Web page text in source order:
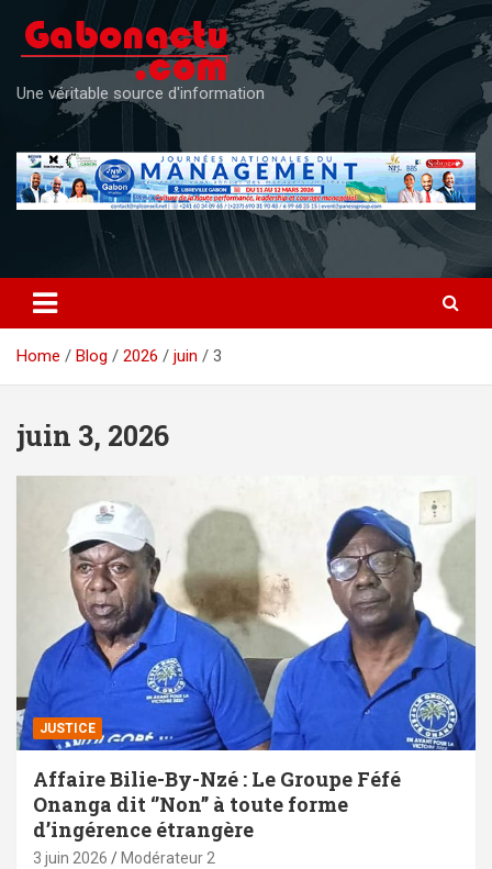
content
Une véritable source d'information
Home Blog 2026 juin 3
juin 3, 2026
JUSTICE
Affaire Bilie-By-Nzé : Le Groupe Féfé
Onanga dit ‘’Non’’ à toute forme
d’ingérence étrangère
3 juin 2026 Modérateur 2